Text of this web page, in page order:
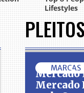
PLEITOS
MARCAS
Mercado
Mercado